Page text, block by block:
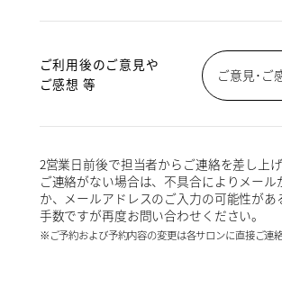
ご利用後のご意見や
ご感想 等
ご意見･ご
2営業日前後で担当者からご連絡を差し上げ
ご連絡がない場合は、不具合によりメール
か、メールアドレスのご入力の可能性があ
手数ですが再度お問い合わせください。
※ご予約および予約内容の変更は各サロンに直接ご連絡